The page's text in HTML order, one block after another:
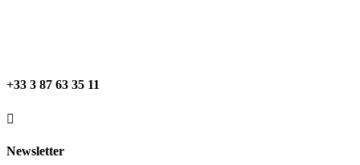
+33 3 87 63 35 11

Newsletter